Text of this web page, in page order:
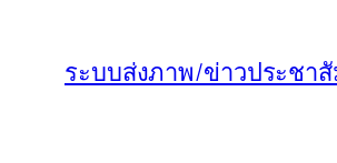
ระบบส่งภาพ/ข่าวประชา